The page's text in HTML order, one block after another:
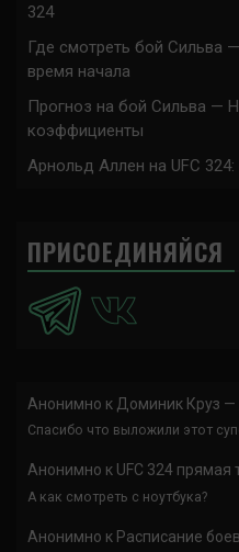
324
Где смотреть бой Сильва
время начала
Прогноз на бой Сильва —
коэффициенты
Арнольд Аллен на UFC
ПРИСОЕДИНЯЙСЯ
Анонимно к Доминик Круз
Спасибо что выложили этот
Анонимно к UFC 324 прямая
А как смотреть с ноутбука?
Анонимно к Расписание